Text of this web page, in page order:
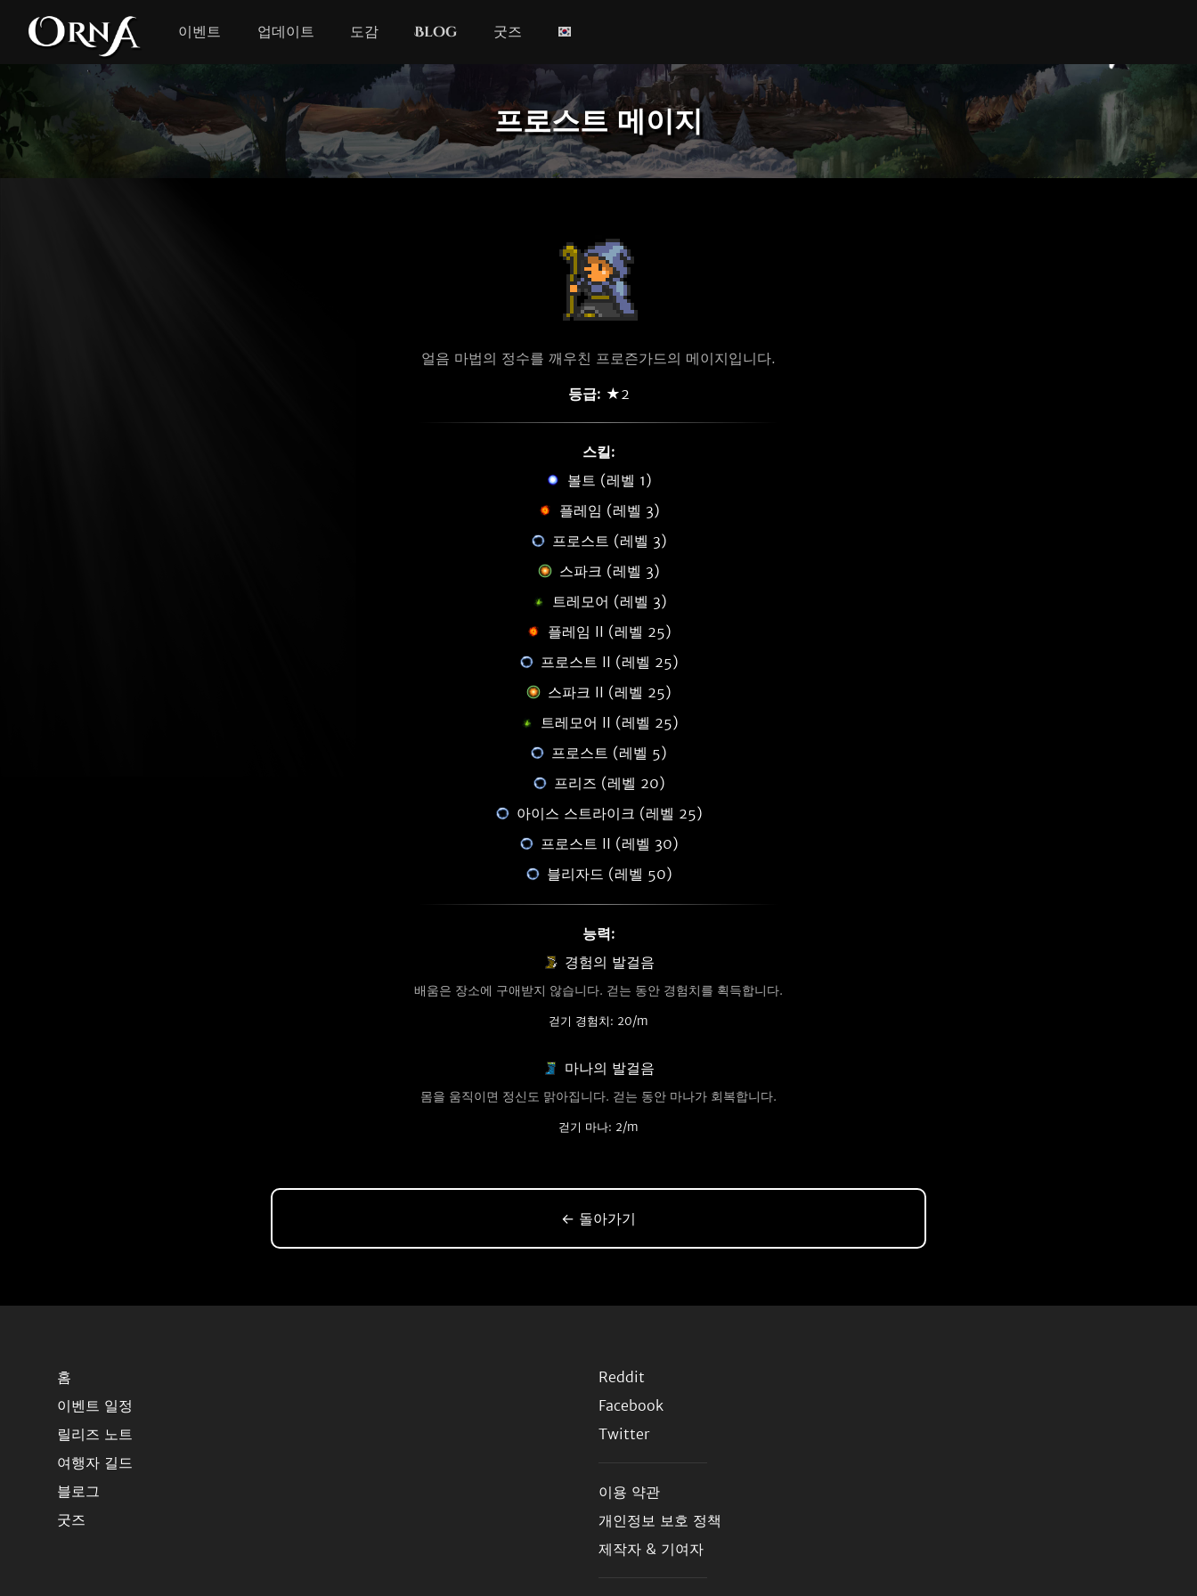
이벤트 업데이트 도감 Blog 굿즈
프로스트 메이지
얼음 마법의 정수를 깨우친 프로즌가드의 메이지입니다.
등급: ★2
스킬:
볼트 (레벨 1)
플레임 (레벨 3)
프로스트 (레벨 3)
스파크 (레벨 3)
트레모어 (레벨 3)
플레임 II (레벨 25)
프로스트 II (레벨 25)
스파크 II (레벨 25)
트레모어 II (레벨 25)
프로스트 (레벨 5)
프리즈 (레벨 20)
아이스 스트라이크 (레벨 25)
프로스트 II (레벨 30)
블리자드 (레벨 50)
능력:
경험의 발걸음
배움은 장소에 구애받지 않습니다. 걷는 동안 경험치를 획득합니다.
걷기 경험치: 20/m
마나의 발걸음
몸을 움직이면 정신도 맑아집니다. 걷는 동안 마나가 회복합니다.
걷기 마나: 2/m
← 돌아가기
홈
이벤트 일정
릴리즈 노트
여행자 길드
블로그
굿즈
Reddit
Facebook
Twitter
이용 약관
개인정보 보호 정책
제작자 & 기여자